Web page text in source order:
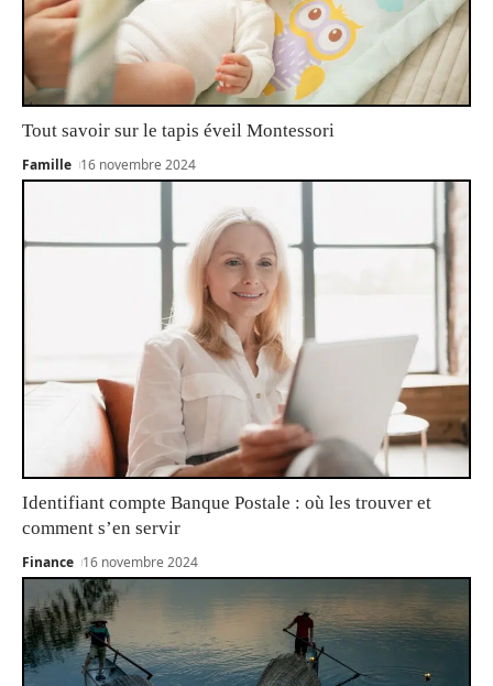
Tout savoir sur le tapis éveil Montessori
Famille 16 novembre 2024
Identifiant compte Banque Postale : où les trouver et
comment s’en servir
Finance 16 novembre 2024